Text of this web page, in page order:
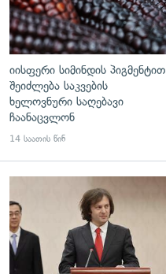
იისფერი სიმინდის პიგმენტით
შეიძლება საკვების
ხელოვნური საღებავი
ჩაანაცვლონ
14 საათის წინ